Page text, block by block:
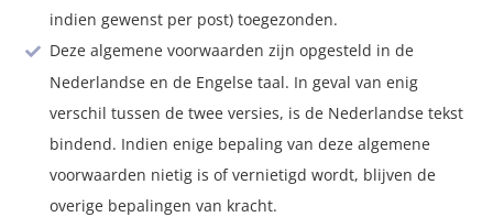
indien gewenst per post) toegezonden.
Deze algemene voorwaarden zijn opgesteld in de
Nederlandse en de Engelse taal. In geval van enig
verschil tussen de twee versies, is de Nederlandse tekst
bindend. Indien enige bepaling van deze algemene
voorwaarden nietig is of vernietigd wordt, blijven de
overige bepalingen van kracht.